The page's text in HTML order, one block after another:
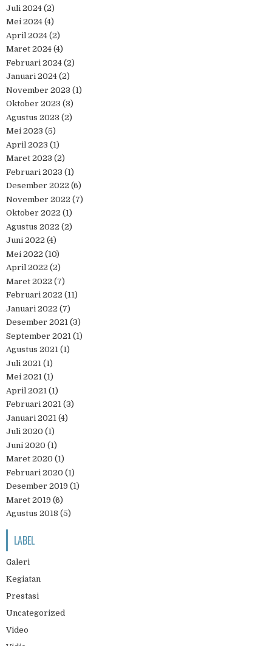
Juli 2024 (2)
Mei 2024 (4)
April 2024 (2)
Maret 2024 (4)
Februari 2024 (2)
Januari 2024 (2)
November 2023 (1)
Oktober 2023 (3)
Agustus 2023 (2)
Mei 2023 (5)
April 2023 (1)
Maret 2023 (2)
Februari 2023 (1)
Desember 2022 (6)
November 2022 (7)
Oktober 2022 (1)
Agustus 2022 (2)
Juni 2022 (4)
Mei 2022 (10)
April 2022 (2)
Maret 2022 (7)
Februari 2022 (11)
Januari 2022 (7)
Desember 2021 (3)
September 2021 (1)
Agustus 2021 (1)
Juli 2021 (1)
Mei 2021 (1)
April 2021 (1)
Februari 2021 (3)
Januari 2021 (4)
Juli 2020 (1)
Juni 2020 (1)
Maret 2020 (1)
Februari 2020 (1)
Desember 2019 (1)
Maret 2019 (6)
Agustus 2018 (5)
LABEL
Galeri
Kegiatan
Prestasi
Uncategorized
Video